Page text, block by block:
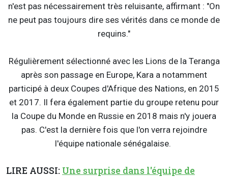
n'est pas nécessairement très reluisante, affirmant : "On
ne peut pas toujours dire ses vérités dans ce monde de
requins."
Régulièrement sélectionné avec les Lions de la Teranga
après son passage en Europe, Kara a notamment
participé à deux Coupes d'Afrique des Nations, en 2015
et 2017. Il fera également partie du groupe retenu pour
la Coupe du Monde en Russie en 2018 mais n'y jouera
pas. C'est la dernière fois que l'on verra rejoindre
l'équipe nationale sénégalaise.
LIRE AUSSI: Une surprise dans l'équipe de